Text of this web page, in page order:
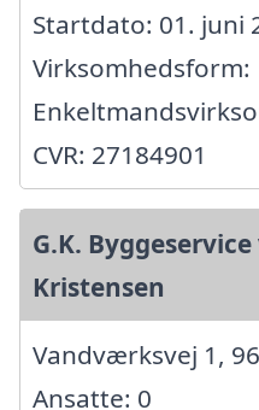
Startdato: 01. juni
Virksomhedsform:
CVR: 27184901
G.K.
Kristensen
Vandværksvej 1,
Ansatte: 0